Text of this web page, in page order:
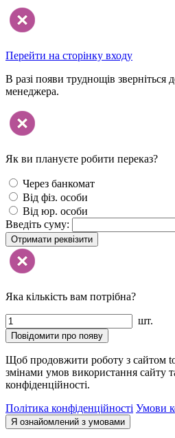
Перейти на сторінку входу
В разі появи труднощів
менеджера.
Як ви плануєте робити переказ?
Через банкомат
Від фіз. особи
Від юр. особи
Введіть суму:
Отримати реквізити
Яка кількість вам потрібна?
шт.
Повідомити про появу
Щоб продовжити роботу з сайтом
змінами умов використання сайту
конфіденційності.
Політика конфіденційності Умови
Я ознайомлений з умовами